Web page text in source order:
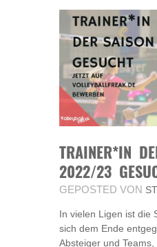
TRAINER*IN
2022/23
GEPOSTED VON
In vielen Ligen ist die
sich dem Ende
Absteiger und Teams,